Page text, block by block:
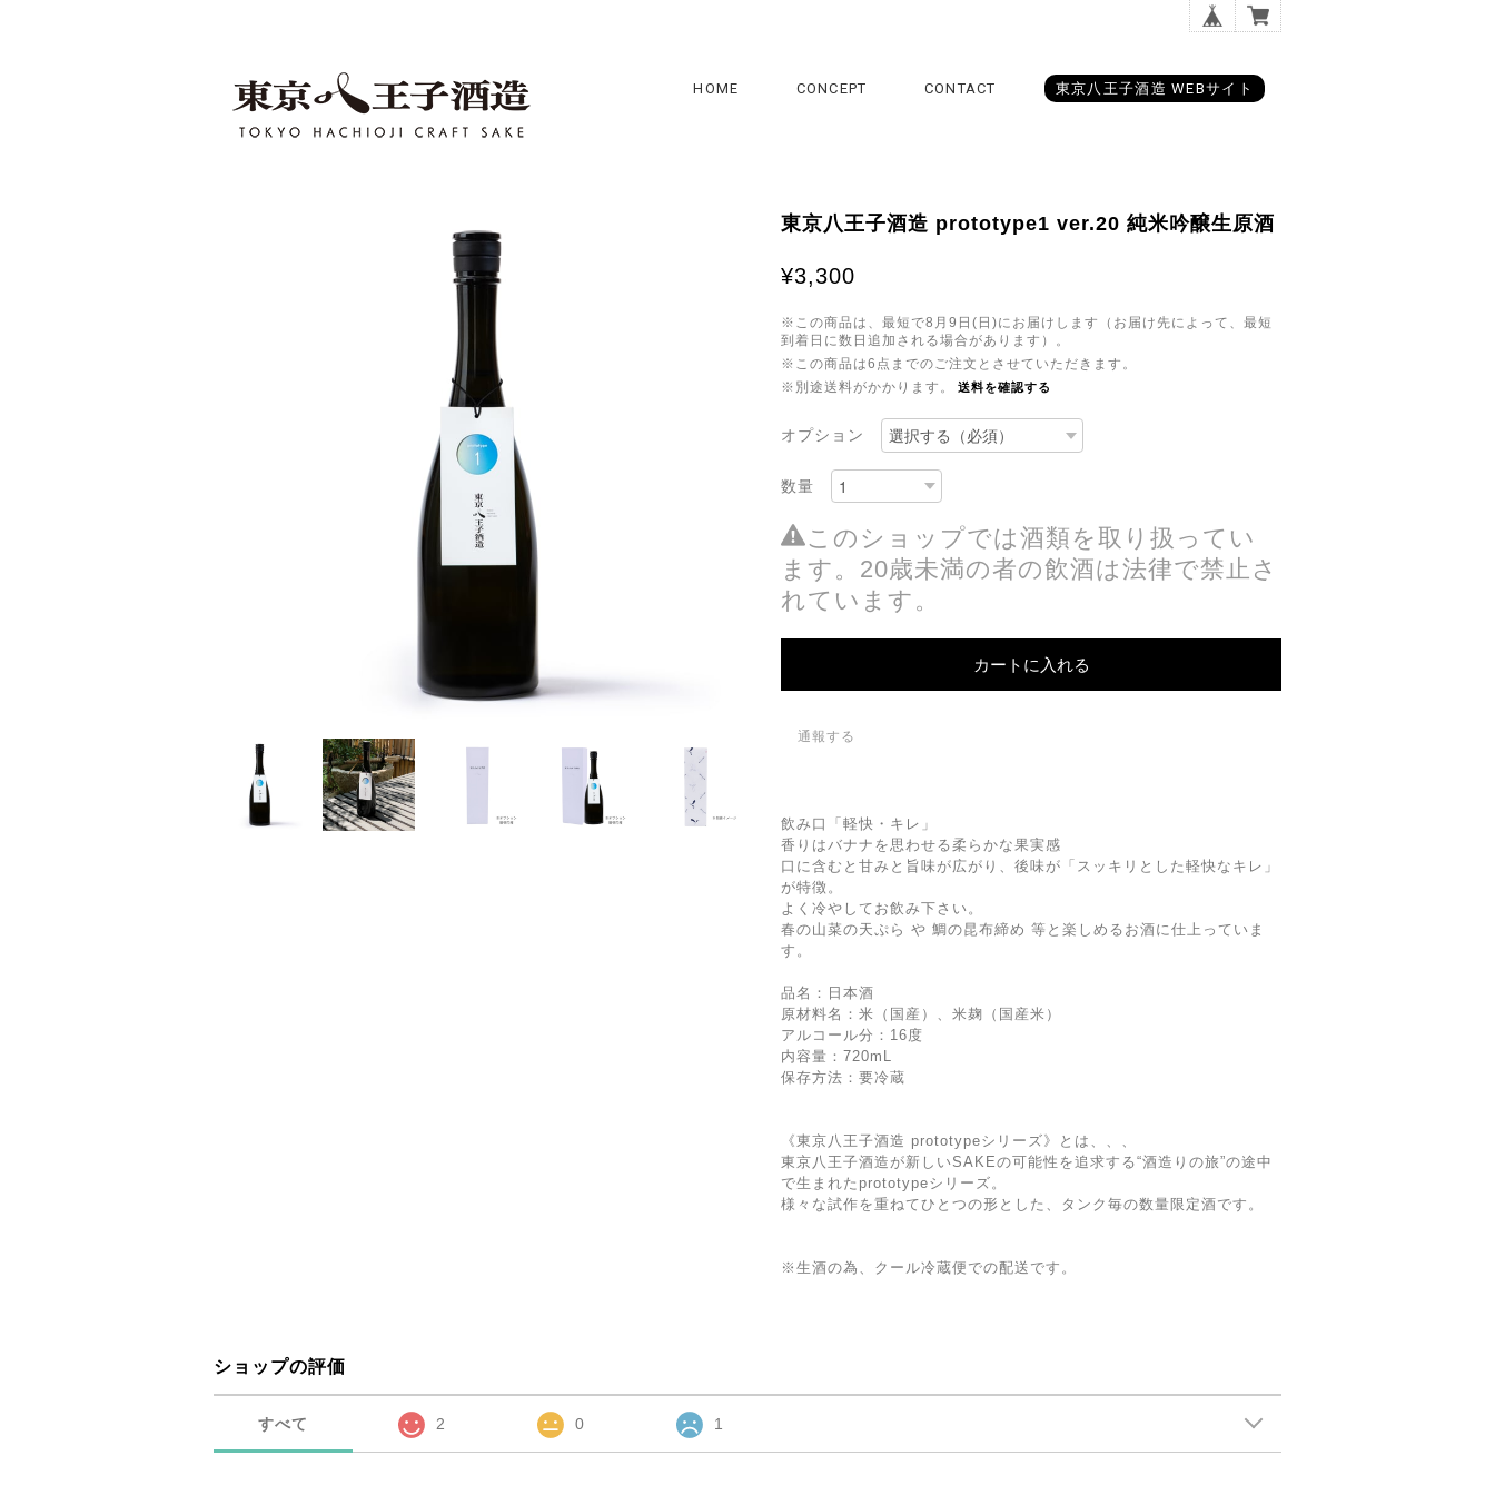
HOME CONCEPT CONTACT 東京八王子酒造 WEBサイト
東京八王子酒造 prototype1 ver.20 純米吟醸生原酒
¥3,300
※この商品は、最短で8月9日(日)にお届けします（お届け先によって、最短
到着日に数日追加される場合があります）。
※この商品は6点までのご注文とさせていただきます。
※別途送料がかかります。
送料を確認する
オプション
数量
このショップでは酒類を取り扱ってい
ます。20歳未満の者の飲酒は法律で禁止さ
れています。
カートに入れる
通報する
飲み口「軽快・キレ」
香りはバナナを思わせる柔らかな果実感
口に含むと甘みと旨味が広がり、後味が「スッキリとした軽快なキレ」
が特徴。
よく冷やしてお飲み下さい。
春の山菜の天ぷら や 鯛の昆布締め 等と楽しめるお酒に仕上っていま
す。
品名：日本酒
原材料名：米（国産）、米麹（国産米）
アルコール分：16度
内容量：720mL
保存方法：要冷蔵
《東京八王子酒造 prototypeシリーズ》とは、、、
東京八王子酒造が新しいSAKEの可能性を追求する“酒造りの旅”の途中
で生まれたprototypeシリーズ。
様々な試作を重ねてひとつの形とした、タンク毎の数量限定酒です。
※生酒の為、クール冷蔵便での配送です。
ショップの評価
すべて 2 0 1